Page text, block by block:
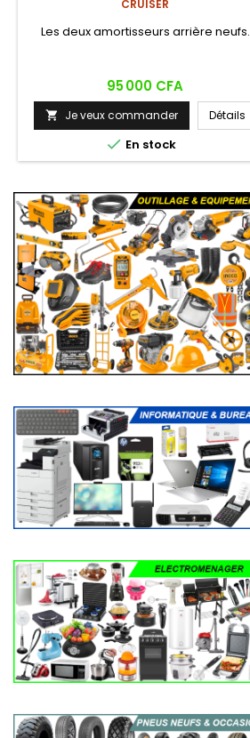
CRUISER
Les deux amortisseurs arrière neufs.
Prix
95 000 CFA
 Je veux commander Détails
 En stock